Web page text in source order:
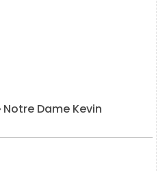
Dame Kevin